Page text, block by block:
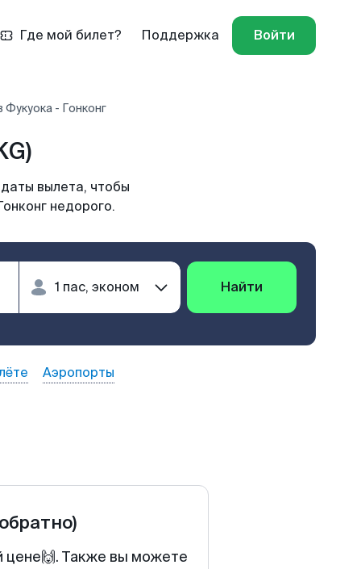
Где мой билет? Поддержка Войти
Фукуока - Гонконг
вылета, чтобы
недорого.
Найти
Аэропорты
цене🙌. Также вы можете